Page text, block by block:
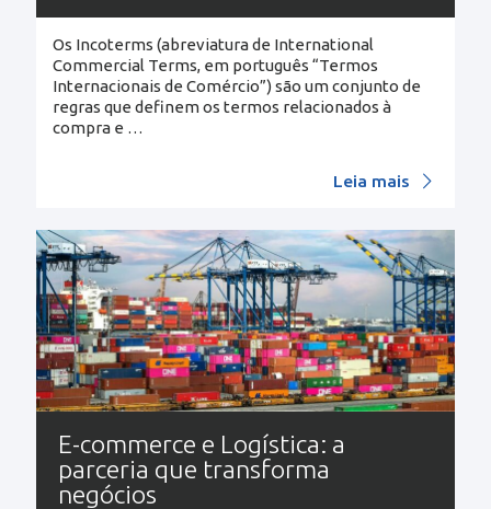
Os Incoterms (abreviatura de International
Commercial Terms, em português “Termos
Internacionais de Comércio”) são um conjunto de
regras que definem os termos relacionados à
compra e …
Leia mais
E-commerce e Logística: a
parceria que transforma
negócios